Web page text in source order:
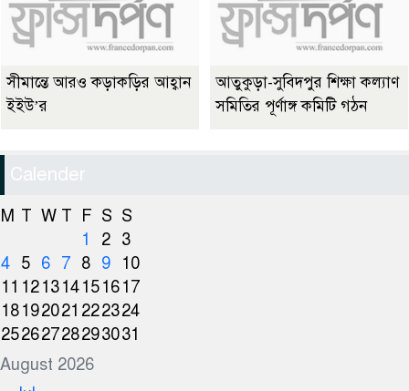
সীমান্তে আরও কড়াকড়ির আহ্বান
ইইউ’র
আতুকুড়া-সুবিদপুর শিক্ষা কল্যাণ
সমিতির পূর্ণাঙ্গ কমিটি গঠন
Calender
August 2026
M T W T F S S
1
2 3
4 5 6 7 8 9
10
11 121314151617
18192021 222324
25262728293031